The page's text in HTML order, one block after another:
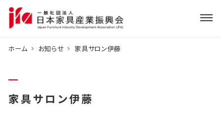
ホーム お知らせ 家具サロン伊藤
家具サロン伊藤